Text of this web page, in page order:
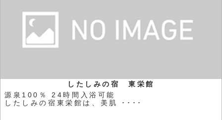
したしみの宿 東栄館
源泉100％ 24時間入浴可能
したしみの宿東栄館は、美肌 ････